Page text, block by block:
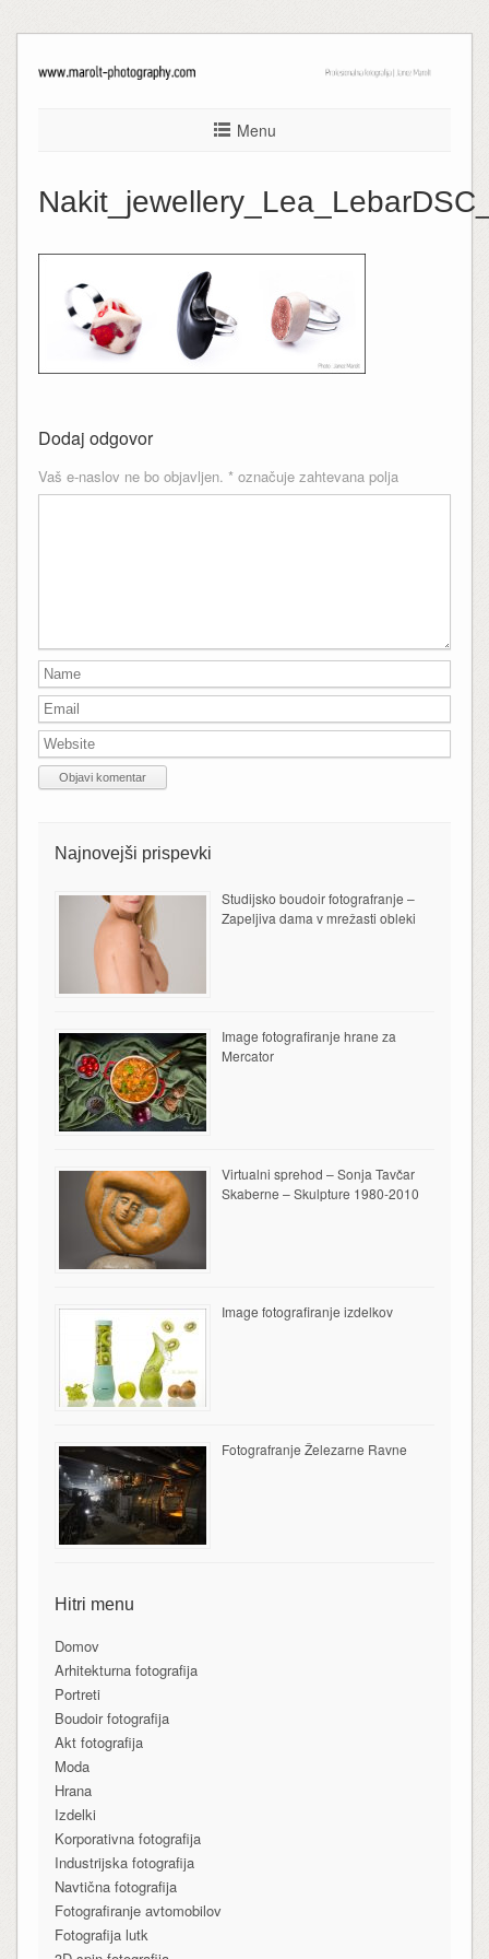
Menu
Dodaj odgovor
Vaš e-naslov ne bo objavljen. *označuje zahtevana polja
Najnovejši prispevki
Studijsko boudoir fotografranje –
Zapeljiva dama v mrežasti obleki
Image fotografiranje hrane za
Mercator
Virtualni sprehod – Sonja Tavčar
Skaberne – Skulpture 1980-2010
Image fotografiranje izdelkov
Fotografranje Železarne Ravne
Hitri menu
Domov
Arhitekturna fotografija
Portreti
Boudoir fotografija
Akt fotografija
Moda
Hrana
Izdelki
Korporativna fotografija
Industrijska fotografija
Navtična fotografija
Fotografiranje avtomobilov
Fotografija lutk